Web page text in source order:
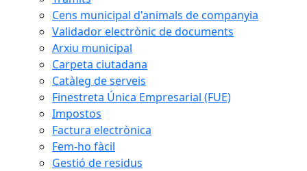
Cens municipal d'animals de companyia
Validador electrònic de documents
Arxiu municipal
Carpeta ciutadana
Catàleg de serveis
Finestreta Única Empresarial (FUE)
Impostos
Factura electrònica
Fem-ho fàcil
Gestió de residus